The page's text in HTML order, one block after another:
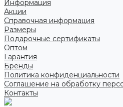
Информация
Акции
Справочная информация
Размеры
Подарочные сертификаты
Оптом
Гарантия
Бренды
Политика конфиденциальности
Соглашение на обработку
Контакты